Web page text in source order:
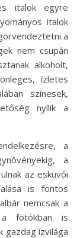
italok
a
nem csupán
alkoholt,
ízletes
színesek,
nyílik a
a
a
az esküvői
is fontos
nemcsak a
a fotókban is
gazdag ízvilága